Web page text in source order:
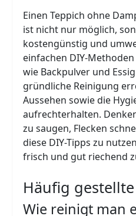
Einen Teppich ohne
ist nicht nur möglich,
kostengünstig und
einfachen DIY-
wie Backpulver und
gründliche Reinigung
Aussehen sowie die
aufrechterhalten.
zu saugen, Flecken
diese DIY-Tipps zu
frisch und gut riechend
Häufig
Wie reinigt man